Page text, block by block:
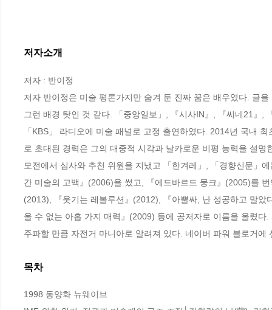
저자소개
저자 : 반이정
저자 반이정은 미술 평론가지만 숨겨 둔 진짜 꿈은 배우였다. 글
그런 배경 탓인 것 같다. 「중앙일보」, 『시사IN』, 『씨네21』,
「KBS」 라디오에 미술 패널로 고정 출연하였다. 2014년 국내
로 초대된 경력은 그의 대중적 시각과 날카로운 비평 능력을 설
모전에서 심사와 추천 위원을 지냈고 「한겨레」, 「경향신문」
간 미술의 고백』(2006)을 썼고, 『에드바르드 뭉크』(2005)를
(2013), 『웃기는 레볼루션』(2012), 『아뿔싸, 난 성공하고 말
올 수 없는 아홉 가지 매력』(2009) 등에 공저자로 이름을 올렸
주파할 만큼 자전거 마니아로 알려져 있다. 네이버 파워 블로거
목차
1998 동양화 뉴웨이브